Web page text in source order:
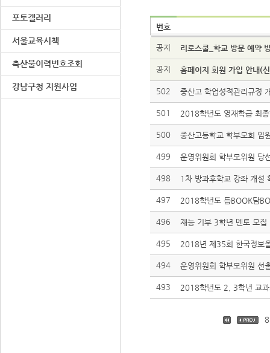
포토갤러리
서울교육시책
축산물이력번호조회
강남구청 지원사업
번호
공지 리로스쿨_학교 방문 예약
공지 홈페이지 회원 가입 안내(
502 중산고 학업성적관리규정
501 2018학년도 영재학급 최
500 중산고등학교 학부모회 임
499 운영위원회 학부모위원 당
498 1차 방과후학교 강좌 개설
497 2018학년도 듬BOOK담
496 재능 기부 3학년 멘토 모집
495 2018년 제35회 한국정보
494 운영위원회 학부모위원 선
493 2018학년도 2, 3학년 교